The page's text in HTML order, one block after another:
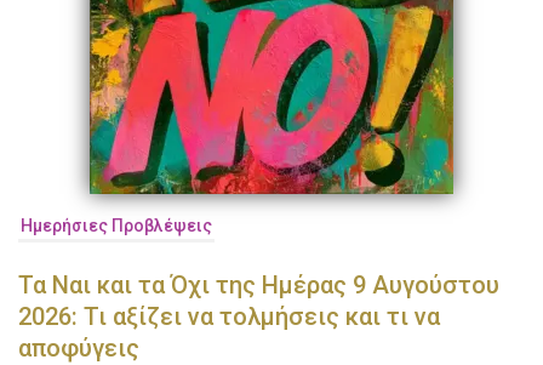
Ημερήσιες Προβλέψεις
Τα Ναι και τα Όχι της Ημέρας 9 Αυγούστου
2026: Τι αξίζει να τολμήσεις και τι να
αποφύγεις